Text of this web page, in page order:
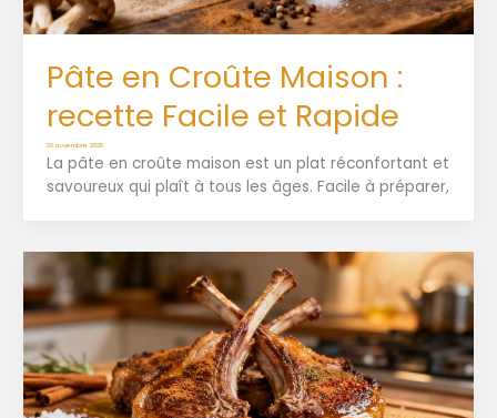
Pâte en Croûte Maison :
recette Facile et Rapide
20 novembre 2025
La pâte en croûte maison est un plat réconfortant et
savoureux qui plaît à tous les âges. Facile à préparer,